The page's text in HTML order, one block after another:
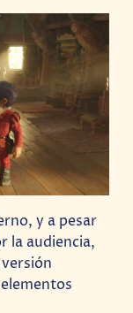
y a pesar
la audiencia,